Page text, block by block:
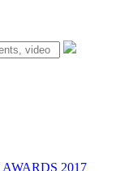
2017